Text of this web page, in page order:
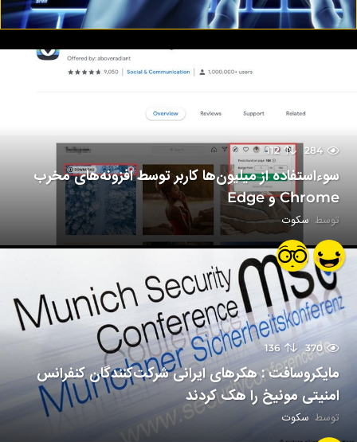
284
112
سوءاستفاده از میلیون‌ها کاربر توسط افزونه‌های مخرب
Chrome و Edge
توسط سکوت
370
136
مایکروسافت : هکرهای ایرانی شرکت‌کنندگان کنفرانس
امنیتی مونیخ را هک کردند
توسط سکوت